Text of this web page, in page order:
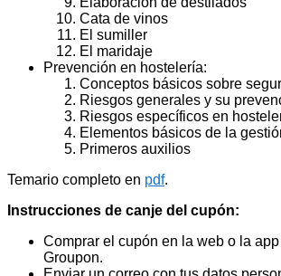
Cata de vinos
El sumiller
El maridaje
Prevención en hostelería:
Conceptos básicos sobre
Riesgos generales y su
Riesgos específicos en
Elementos básicos de la
Primeros auxilios
Temario completo en pdf.
Instrucciones de canje del cupón:
Comprar el cupón en la web o la
Groupon.